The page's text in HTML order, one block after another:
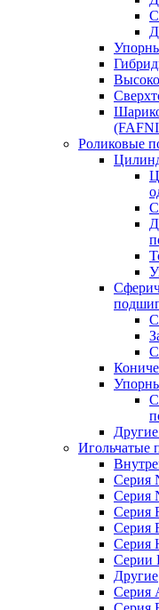
Роликовые
С
С
Игольчатые
Серия
Серия
Серия
Серия
Серия
Серии
Другие
Серия